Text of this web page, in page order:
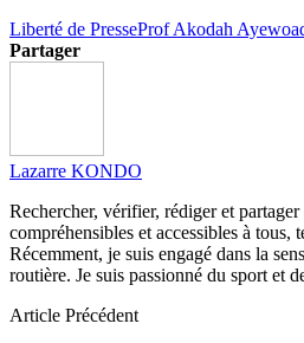
Liberté de PresseProf Akodah
Partager
Lazarre KONDO
Rechercher, vérifier, rédiger et
compréhensibles et accessibles à tous,
Récemment, je suis engagé dans la
routière. Je suis passionné du sport et
Article Précédent